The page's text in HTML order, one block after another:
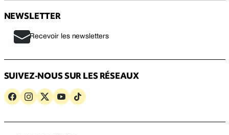
NEWSLETTER
Recevoir les newsletters
SUIVEZ-NOUS SUR LES RÉSEAUX